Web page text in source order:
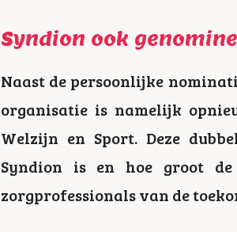
Syndion ook
Naast de persoonlijke
organisatie is namelijk
Welzijn en Sport. Deze
Syndion is en hoe groot
zorgprofessionals van de